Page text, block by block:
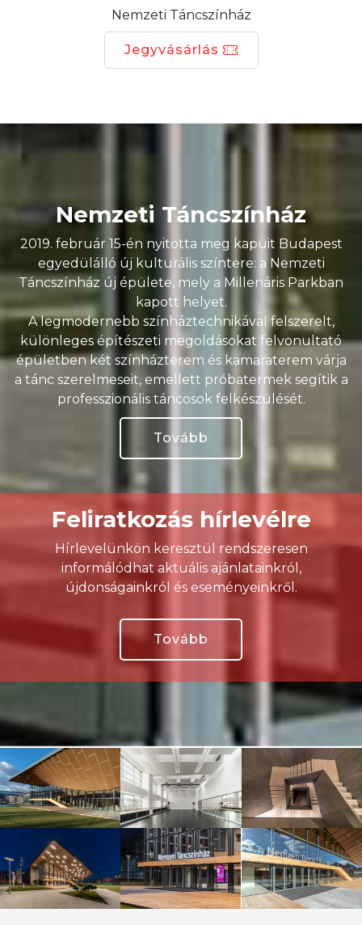
Nemzeti Táncszínház
Jegyvásárlás
Nemzeti Táncszínház
2019. február 15-én nyitotta meg kapuit Budapest
egyedülálló új kulturális színtere: a Nemzeti
Táncszínház új épülete, mely a Millenáris Parkban
kapott helyet.
A legmodernebb színháztechnikával felszerelt,
különleges építészeti megoldásokat felvonultató
épületben két színházterem és kamaraterem várja
a tánc szerelmeseit, emellett próbatermek segítik a
professzionális táncosok felkészülését.
Tovább
Feliratkozás hírlevélre
Hírlevelünkön keresztül rendszeresen
informálódhat aktuális ajánlatainkról,
újdonságainkról és eseményeinkről.
Tovább